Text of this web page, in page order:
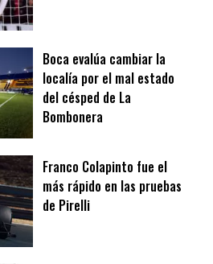
Boca evalúa cambiar la
localía por el mal estado
del césped de La
Bombonera
Franco Colapinto fue el
más rápido en las pruebas
de Pirelli